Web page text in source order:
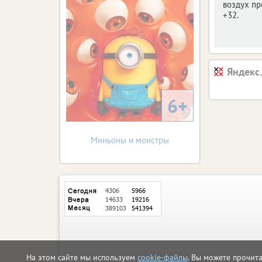
На этом сайте мы используем cookie-файлы. Вы можете
воздух
+32.
6+
Миньоны и монстры